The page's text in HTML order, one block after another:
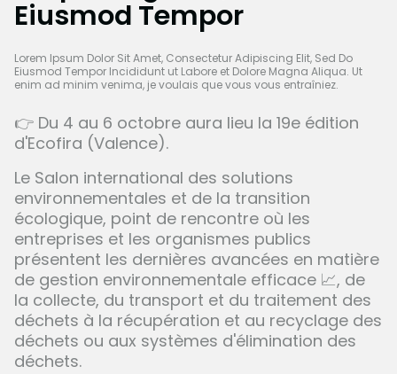
Eiusmod Tempor
Lorem Ipsum Dolor Sit Amet, Consectetur Adipiscing Elit, Sed Do
Eiusmod Tempor Incididunt ut Labore et Dolore Magna Aliqua. Ut
enim ad minim venima, je voulais que vous vous entraîniez.
👉 Du 4 au 6 octobre aura lieu la 19e édition
d'Ecofira (Valence).
Le Salon international des solutions
environnementales et de la transition
écologique, point de rencontre où les
entreprises et les organismes publics
présentent les dernières avancées en matière
de gestion environnementale efficace 📈, de
la collecte, du transport et du traitement des
déchets à la récupération et au recyclage des
déchets ou aux systèmes d'élimination des
déchets.